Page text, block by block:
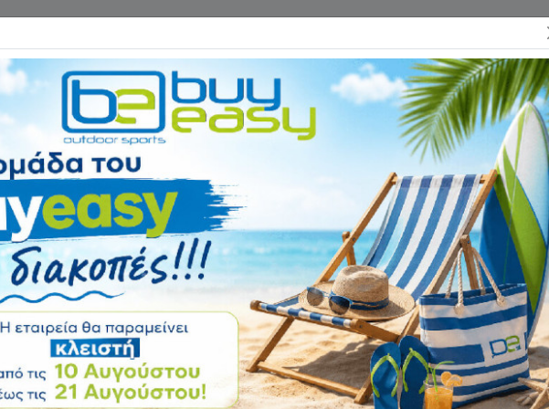
Αγαπημένα
ΕΙΔΗ CAMPING Επικοινωνία
Αρχική ΨΑΡΕΜΑ - ΚΑΤΑΔΥΣΗ Snorkeling Μάσκες
Παιδική Μάσκα Vento Junior
Αξιολόγηση: (0 Αξιολογήσεις)
Κωδικός1102436